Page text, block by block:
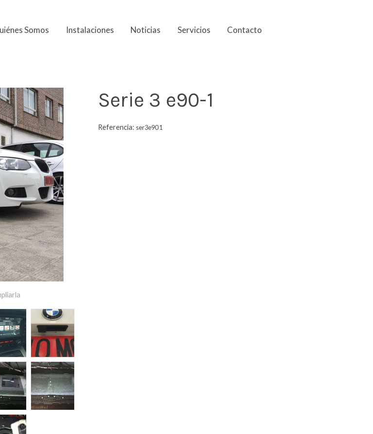
Somos Instalaciones Noticias Servicios Contacto
Serie 3 e90-1
Referencia: ser3e90 1